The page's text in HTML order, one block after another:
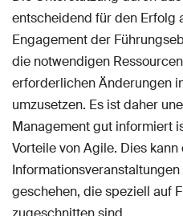
entscheidend für den Erfolg
Engagement der
die notwendigen
erforderlichen Änderungen
umzusetzen. Es ist daher
Management gut informiert
Vorteile von Agile. Dies
geschehen, die speziell auf